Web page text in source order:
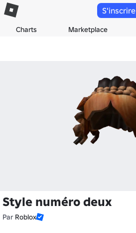
Charts Marketplace
S'inscrire
Style numéro deux
Par Roblox